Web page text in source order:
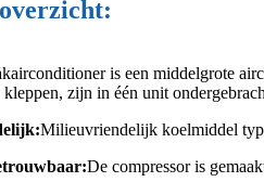
is een middelgrote
kleppen, zijn in één unit
Milieuvriendelijk koelmiddel
De compressor is